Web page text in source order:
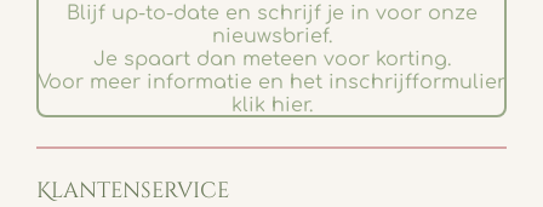
Blijf up-to-date en schrijf je in voor onze
nieuwsbrief.
Je spaart dan meteen voor korting.
Voor meer informatie en het inschrijfformulier
klik hier.
Klantenservice